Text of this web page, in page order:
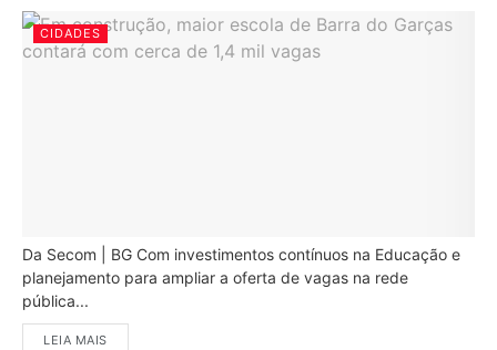
CIDADES
Da Secom | BG Com investimentos contínuos na Educação e
planejamento para ampliar a oferta de vagas na rede
pública...
LEIA MAIS